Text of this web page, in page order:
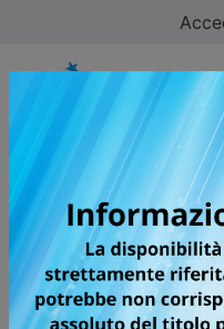
Tutti i
testata